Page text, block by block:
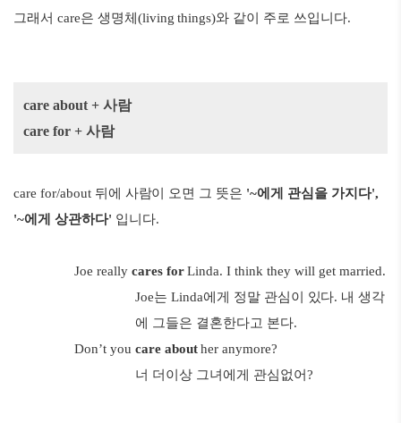
그래서 care은 생명체(living things)와 같이 주로 쓰입니다.
care about + 사람
care for + 사람
care for/about 뒤에 사람이 오면 그 뜻은 '~에게 관심을 가지다',
'~에게 상관하다' 입니다.
Joe really cares forLinda. I think they will get married.
Joe는 Linda에게 정말 관심이 있다. 내 생각
에 그들은 결혼한다고 본다.
Don’t you care abouther anymore?
너 더이상 그녀에게 관심없어?